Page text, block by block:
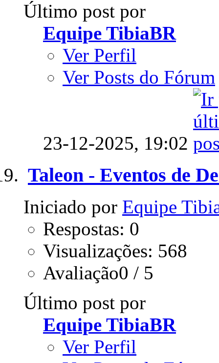
Último post por
Equipe TibiaBR
Ver Perfil
Ver Posts do Fórum
23-12-2025, 19:02
Taleon - Eventos de
Iniciado por Equipe
Respostas: 0
Visualizações: 568
Avaliação0 / 5
Último post por
Equipe TibiaBR
Ver Perfil